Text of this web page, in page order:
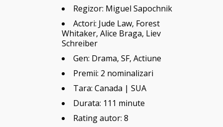
Regizor: Miguel Sapochnik
Actori: Jude Law, Forest
Whitaker, Alice Braga, Liev
Schreiber
Gen: Drama, SF, Actiune
Premii: 2 nominalizari
Tara: Canada | SUA
Durata: 111 minute
Rating autor: 8